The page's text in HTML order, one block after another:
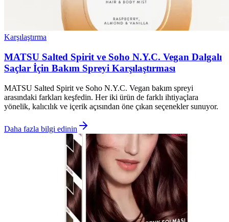
Karşılaştırma
MATSU Salted Spirit ve Soho N.Y.C. Vegan Dalgalı
Saçlar İçin Bakım Spreyi Karşılaştırması
MATSU Salted Spirit ve Soho N.Y.C. Vegan bakım spreyi
arasındaki farkları keşfedin. Her iki ürün de farklı ihtiyaçlara
yönelik, kalıcılık ve içerik açısından öne çıkan seçenekler sunuyor.
Daha fazla bilgi edinin